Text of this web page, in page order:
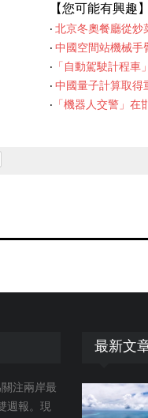
【您可能有興趣】
‧ 北京冬奧餐廳從炒
‧ 中國空間站機械手
‧ 「自動駕駛計程
‧ 中國量子計算取得
‧ 「機器人交警」在
關注兩岸最
週報。現
最新文